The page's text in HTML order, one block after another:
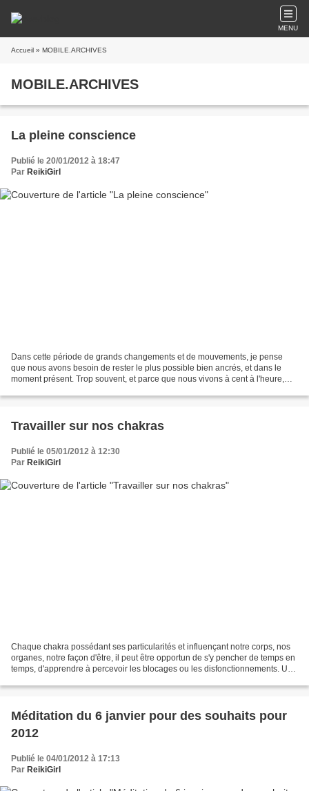
MENU
Accueil » MOBILE.ARCHIVES
MOBILE.ARCHIVES
La pleine conscience
Publié le 20/01/2012 à 18:47
Par ReikiGirl
Dans cette période de grands changements et de mouvements, je pense
que nous avons besoin de rester le plus possible bien ancrés, et dans le
moment présent. Trop souvent, et parce que nous vivons à cent à l'heure,
Travailler sur nos chakras
Publié le 05/01/2012 à 12:30
Par ReikiGirl
Chaque chakra possédant ses particularités et influençant notre corps, nos
organes, notre façon d'être, il peut être opportun de s'y pencher de temps en
temps, d'apprendre à percevoir les blocages ou les disfonctionnements. Un
Méditation du 6 janvier pour des souhaits pour
2012
Publié le 04/01/2012 à 17:13
Par ReikiGirl